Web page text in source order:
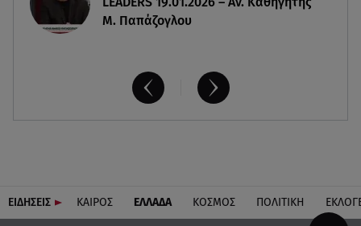
Μ. Παπάζογλου
ΕΙΔΗΣΕΙΣ ΚΑΙΡΟΣ ΕΛΛΑΔΑ ΚΟΣΜΟΣ ΠΟΛΙΤΙΚΗ